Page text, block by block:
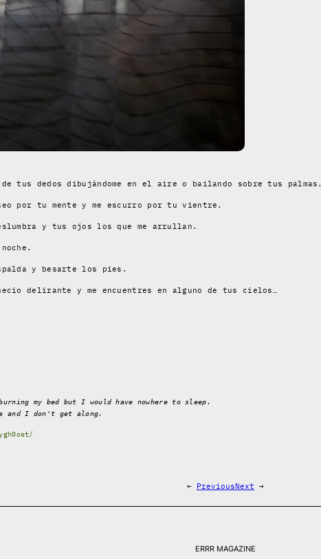
tus dedos dibujándome en el aire o bailando sobre tus palmas.
por tu mente y me escurro por tu vientre.
y tus ojos los que me arrullan.
y besarte los pies.
delirante y me encuentres en alguno de tus cielos…
my bed but I would have nowhere to sleep.
and I don't get along.
← PreviousNext →
ERRR MAGAZINE